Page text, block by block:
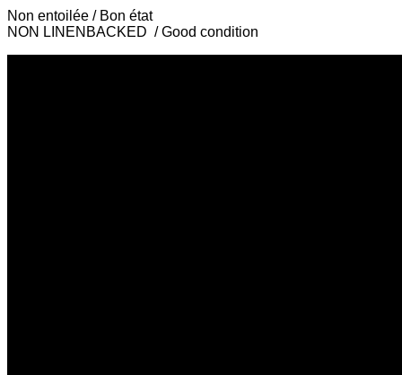
Non entoilée / Bon état
NON LINENBACKED / Good condition